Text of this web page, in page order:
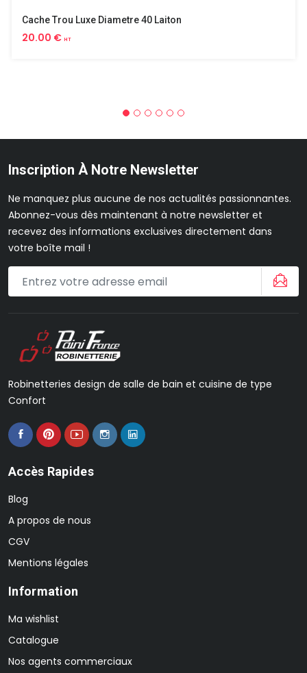
Cache Trou Luxe Diametre 40 Laiton
20.00 € HT
Inscription À Notre Newsletter
Ne manquez plus aucune de nos actualités passionnantes.
Abonnez-vous dès maintenant à notre newsletter et
recevez des informations exclusives directement dans
votre boîte mail !
Robinetteries design de salle de bain et cuisine de type
Confort
Accès Rapides
Blog
A propos de nous
CGV
Mentions légales
Information
Ma wishlist
Catalogue
Nos agents commerciaux